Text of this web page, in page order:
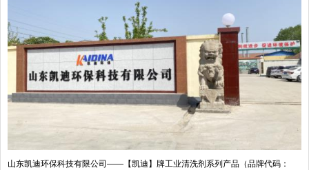
山东凯迪环保科技有限公司——【凯迪】牌工业清洗剂系列产品（品牌代码：